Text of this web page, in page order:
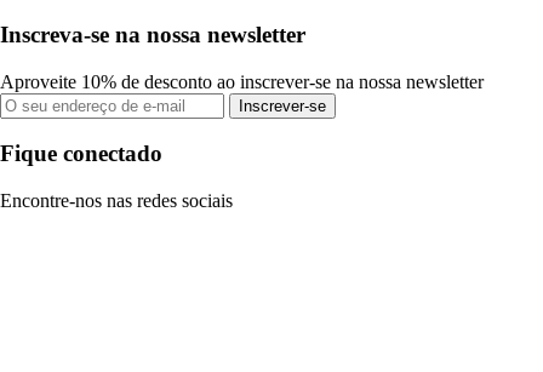
Inscreva-se na nossa newsletter
Aproveite 10% de desconto ao inscrever-se na nossa newsletter
Inscrever-se
Fique conectado
Encontre-nos nas redes sociais